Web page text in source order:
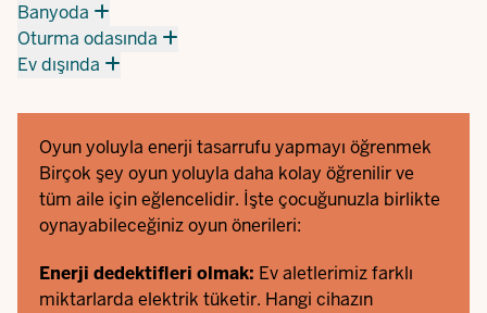
Banyoda
Oturma odasında
Ev dışında
Oyun yoluyla enerji tasarrufu yapmayı öğrenmek
Birçok şey oyun yoluyla daha kolay öğrenilir ve
tüm aile için eğlencelidir. İşte çocuğunuzla birlikte
oynayabileceğiniz oyun önerileri:
Enerji dedektifleri olmak: Ev aletlerimiz farklı
miktarlarda elektrik tüketir. Hangi cihazın